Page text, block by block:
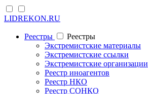
LIDREKON.RU
Реестры
Реестры
Экстремистские материалы
Экстремистские ссылки
Экстремистские организации
Реестр иноагентов
Реестр НКО
Реестр СОНКО